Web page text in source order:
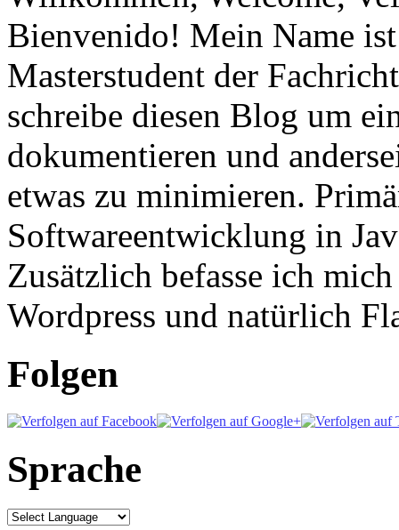
Bienvenido! Mein Name
Masterstudent der
schreibe diesen Blog um
dokumentieren und
etwas zu minimieren.
Softwareentwicklung in
Zusätzlich befasse ich
Wordpress und natürlich
Folgen
Sprache